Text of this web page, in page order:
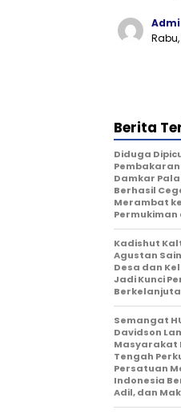
Berita
Diduga
Damkar
Berhasil
Merambat ke
Permukiman
Kadishut
Agustan
Desa dan
Jadi Kunci
Semangat
Davidson
Masyarakat
Tengah
Persatuan
Indonesia
Adil, dan